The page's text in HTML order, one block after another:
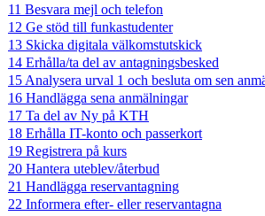
11 Besvara mejl och telefon
12 Ge stöd till funkastudenter
13 Skicka digitala välkomstutskick
14 Erhålla/ta del av antagningsbesked
15 Analysera urval 1 och besluta om sen
16 Handlägga sena anmälningar
17 Ta del av Ny på KTH
18 Erhålla IT-konto och passerkort
19 Registrera på kurs
20 Hantera uteblev/återbud
21 Handlägga reservantagning
22 Informera efter- eller reservantagna